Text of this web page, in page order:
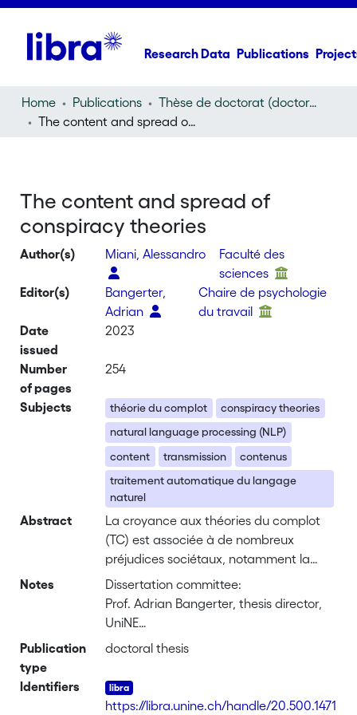
Research Data Publications
Home Publications
Thèse de doctorat (doctoral thesis)
The content and spread of conspiracy theories
The content and spread of
conspiracy theories
Author(s) Miani, Alessandro
Faculté des
sciences
Editor(s)
Bangerter,
Adrian
Chaire de psychologie
du travail
Date
issued
2023
Number
of pages
254
Subjects théorie du complot
conspiracy theories
natural language processing (NLP)
content
transmission
contenus
traitement automatique du langage
naturel
Abstract
La croyance aux théories du complot
(TC) est associée à de nombreux
préjudices sociétaux, notamment la
violence, le refus des vaccins et
l’extrémisme politique. Compte tenu de
la vitesse et de l’intensité avec lesquelles
l’internet, il est urgent de comprendre
circulent. À travers quatre études, cette
thèse de doctorat vise à atteindre cet
Notes
Dissertation committee:
Prof. Adrian Bangerter, thesis director,
UniNE
Prof. Jacques Savoy, UniNE
Martigny
Dr. Pascal Wagner-Egger, Université de
Publication
type
doctoral thesis
Identifiers
https://libra.unine.ch/handle/20.500.1471